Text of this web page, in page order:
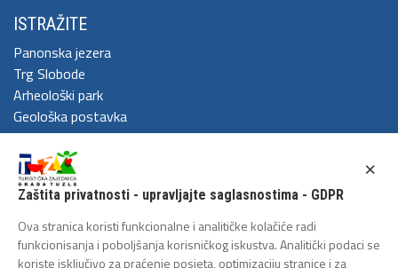
ISTRAŽITE
Panonska jezera
Trg Slobode
Arheološki park
Geološka postavka
DOŽIVITE
Festival Kaleidoskop
Cum Grano Salis
Ljeto u Tuzli
Tuzlanski polumaraton
Zaštita privatnosti - upravljajte saglasnostima - GDPR
×
Ova stranica koristi funkcionalne i analitičke kolačiće radi
funkcionisanja i poboljšanja korisničkog iskustva. Analitički podaci se
koriste isključivo za praćenje posjeta, optimizaciju stranice i za